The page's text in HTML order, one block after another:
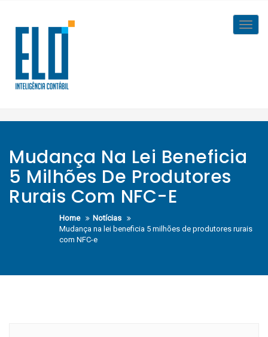
content
Mudança Na Lei Beneficia
5 Milhões De Produtores
Rurais Com NFC-E
Home
Notícias
Mudança na lei beneficia 5 milhões de produtores rurais
com NFC-e